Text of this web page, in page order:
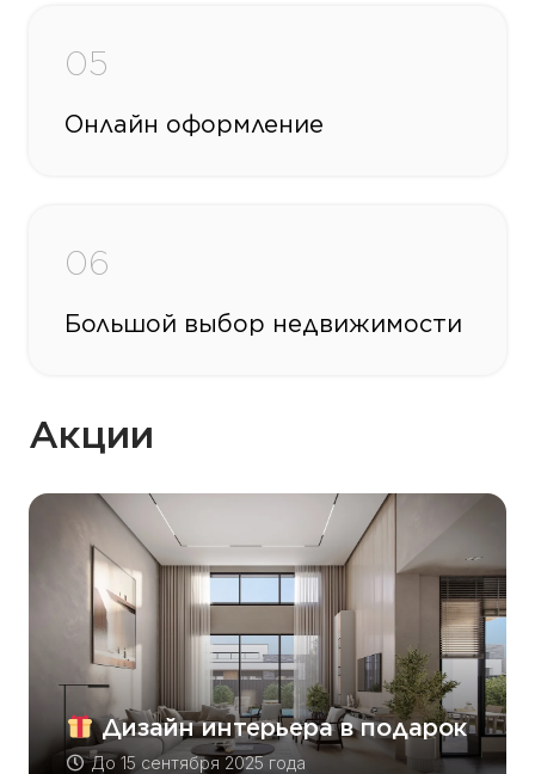
05
Онлайн оформление
06
Большой выбор недвижимости
Акции
Дизайн интерьера в подарок
До15 сентября 2025 года